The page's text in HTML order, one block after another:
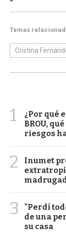
Temas
Cristina
1
¿Por qué
BROU,
riesgos
2
Inumet
3
"Perdí
de una
su casa